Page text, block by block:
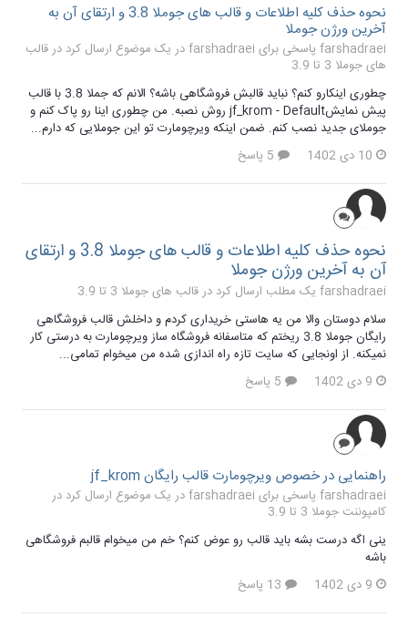
نحوه حذف کلیه اطلاعات و قالب های جوملا 3.8 و ارتقای آن به
آخرین ورژن جوملا
farshadraei پاسخی برای farshadraei در یک موضوع ارسال کرد در
قالب
های جوملا 3 تا 3.9
چطوری اینکارو کنم؟ نباید قالبش فروشگاهی باشه؟ الانم که جملا 3.8 با قالب
پیش نمایشjf_krom - Default روش نصبه. من چطوری اینا رو پاک کنم و
جوملای جدید نصب کنم. ضمن اینکه ویرچومارت تو این جوملایی که دارم...
10 دی 1402
نحوه حذف کلیه اطلاعات و قالب های جوملا 3.8 و ارتقای
آن به آخرین ورژن جوملا
farshadraei یک مطلب ارسال کرد در
قالب های جوملا 3 تا 3.9
سلام دوستان والا من یه هاستی خریداری کردم و داخلش قالب فروشگاهی
رایگان جوملا 3.8 ریختم که متاسفانه فروشگاه ساز ویرچومارت به درستی کار
نمیکنه. از اونجایی که سایت تازه راه اندازی شده من میخوام تمامی...
9 دی 1402
راهنمایی در خصوص ویرچومارت قالب رایگان jf_krom
farshadraei پاسخی برای farshadraei در یک موضوع ارسال کرد در
کامپوننت جوملا 3 تا 3.9
ینی اگه درست بشه باید قالب رو عوض کنم؟ خم من میخوام قالبم فروشگاهی
باشه
9 دی 1402